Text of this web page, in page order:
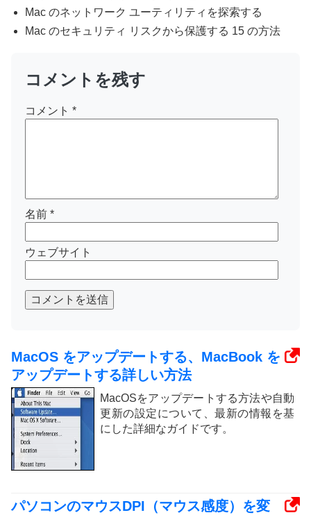
Mac のネットワーク ユーティリティを探索する
Mac のセキュリティ リスクから保護する 15 の方法
コメントを残す
コメント *
名前 *
ウェブサイト
コメントを送信
MacOS をアップデートする、MacBook を
アップデートする詳しい方法
MacOSをアップデートする方法や自動
更新の設定について、最新の情報を基
にした詳細なガイドです。
パソコンのマウスDPI（マウス感度）を変